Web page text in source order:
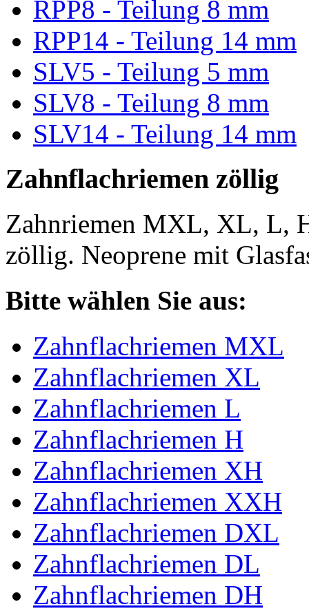
RPP8 - Teilung 8 mm
RPP14 - Teilung 14 mm
SLV5 - Teilung 5 mm
SLV8 - Teilung 8 mm
SLV14 - Teilung 14 mm
Zahnflachriemen zöllig
Zahnriemen MXL, XL, L,
zöllig. Neoprene mit
Bitte wählen Sie aus:
Zahnflachriemen MXL
Zahnflachriemen XL
Zahnflachriemen L
Zahnflachriemen H
Zahnflachriemen XH
Zahnflachriemen XXH
Zahnflachriemen DXL
Zahnflachriemen DL
Zahnflachriemen DH